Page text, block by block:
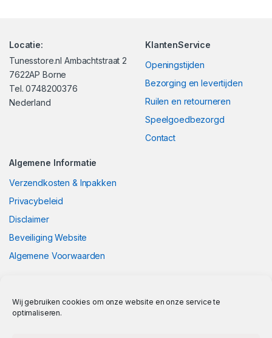
Wij gebruiken cookies om onze website en onze service te
optimaliseren.
Locatie:
Tunesstore.nl Ambachtstraat 2
7622AP Borne
Tel. 0748200376
Nederland
KlantenService
Openingstijden
Bezorging en levertijden
Ruilen en retourneren
Speelgoedbezorgd
Contact
Algemene Informatie
Verzendkosten & Inpakken
Privacybeleid
Disclaimer
Beveiliging Website
Algemene Voorwaarden